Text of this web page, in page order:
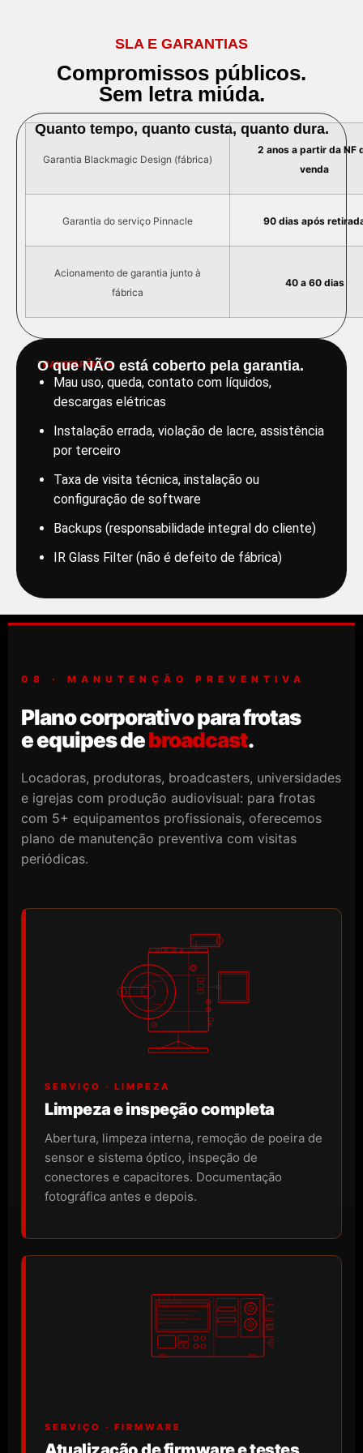
SLA E GARANTIAS
Compromissos públicos.
Sem letra miúda.
Quanto tempo, quanto custa, quanto dura.
Garantia Blackmagic Design (fábrica)
2 anos a partir da NF
venda
Garantia do serviço Pinnacle 90 dias após
Acionamento de garantia junto à
fábrica
40 a 60 dias
TRANSPARÊNCIA
O que NÃO está coberto pela garantia.
Mau uso, queda, contato com líquidos,
descargas elétricas
Instalação errada, violação de lacre, assistência
por terceiro
Taxa de visita técnica, instalação ou
configuração de software
Backups (responsabilidade integral do cliente)
IR Glass Filter (não é defeito de fábrica)
08 · MANUTENÇÃO PREVENTIVA
Plano corporativo para frotas
e equipes debroadcast.
Locadoras, produtoras, broadcasters, universidades
e igrejas com produção audiovisual: para frotas
com 5+ equipamentos profissionais, oferecemos
plano de manutenção preventiva com visitas
periódicas.
SERVIÇO · LIMPEZA
Limpeza e inspeção completa
Abertura, limpeza interna, remoção de poeira de
sensor e sistema óptico, inspeção de
conectores e capacitores. Documentação
fotográfica antes e depois.
SERVIÇO · FIRMWARE